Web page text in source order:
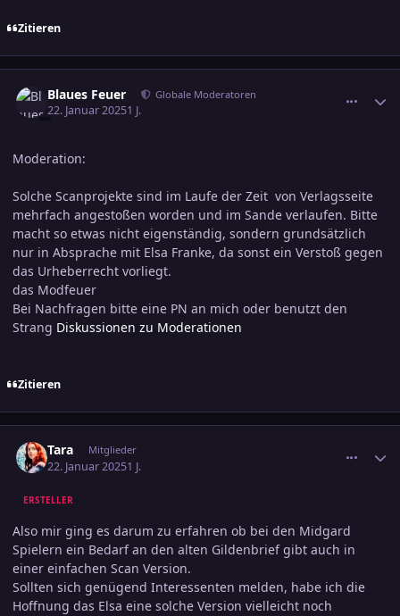
Zitieren
Blaues Feuer Globale Moderatoren
22. Januar 20251 J.
Moderation:
Solche Scanprojekte sind im Laufe der Zeit von Verlagsseite
mehrfach angestoßen worden und im Sande verlaufen. Bitte
macht so etwas nicht eigenständig, sondern grundsätzlich
nur in Absprache mit Elsa Franke, da sonst ein Verstoß gegen
das Urheberrecht vorliegt.
das Modfeuer
Bei Nachfragen bitte eine PN an mich oder benutzt den
Strang Diskussionen zu Moderationen
Zitieren
Tara Mitglieder
22. Januar 20251 J.
ERSTELLER
Also mir ging es darum zu erfahren ob bei den Midgard
Spielern ein Bedarf an den alten Gildenbrief gibt auch in
einer einfachen Scan Version.
Sollten sich genügend Interessenten melden, habe ich die
Hoffnung das Elsa eine solche Version vielleicht noch